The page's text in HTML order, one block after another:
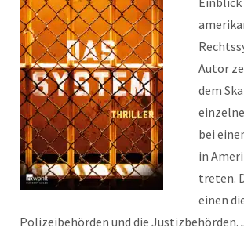
Autor
dem
bei
in
treten.
einen
Polizeibehörden und die Justizbehörden.